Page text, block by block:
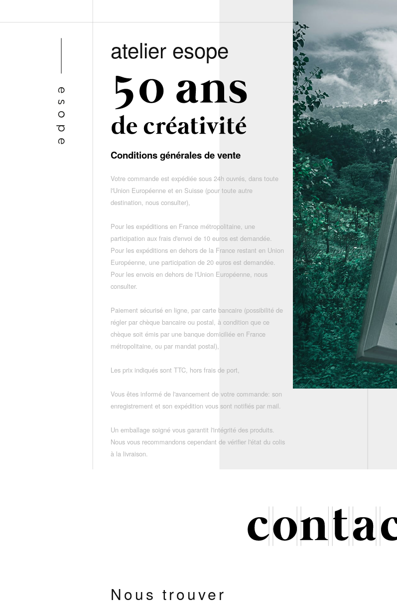
atelier esope
Conditions générales de vente
Votre commande est expédiée sous 24h ouvrés, dans toute
l'Union Européenne et en Suisse (pour toute autre
destination, nous consulter),
Pour les expéditions en France métropolitaine, une
participation aux frais d'envoi de 10 euros est demandée.
Pour les expéditions en dehors de la France restant en Union
Européenne, une participation de 20 euros est demandée.
Pour les envois en dehors de l'Union Européenne, nous
consulter.
Paiement sécurisé en ligne, par carte bancaire (possibilité de
régler par chèque bancaire ou postal, à condition que ce
chèque soit émis par une banque domiciliée en France
métropolitaine, ou par mandat postal),
Les prix indiqués sont TTC, hors frais de port,
Vous êtes informé de l'avancement de votre commande: son
enregistrement et son expédition vous sont notifiés par mail.
Un emballage soigné vous garantit l'intégrité des produits.
Nous vous recommandons cependant de vérifier l'état du colis
à la livraison.
Nous trouver